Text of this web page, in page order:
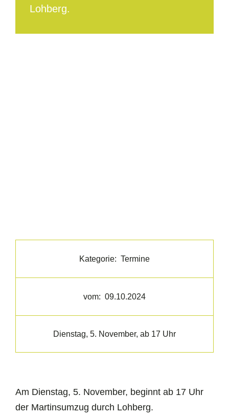
Lohberg.
Kategorie: Termine
vom: 09.10.2024
Dienstag, 5. November, ab 17 Uhr
Am Dienstag, 5. November, beginnt ab 17 Uhr
der Martinsumzug durch Lohberg.